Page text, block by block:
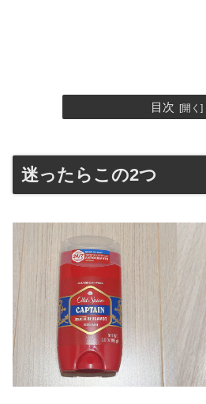
目次
迷ったらこの2つ